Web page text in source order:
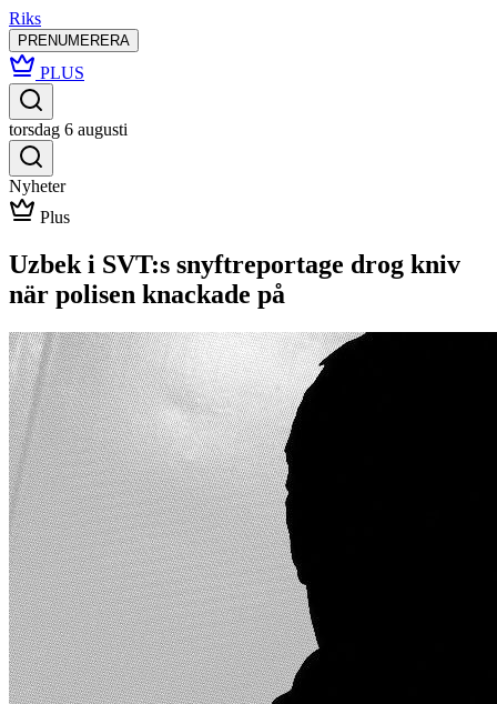
Riks
PRENUMERERA
PLUS
torsdag 6 augusti
Nyheter
Plus
Uzbek i SVT:s snyftreportage drog kniv
när polisen knackade på